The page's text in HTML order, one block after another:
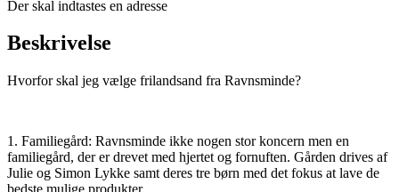
Der skal indtastes en adresse
Beskrivelse
Hvorfor skal jeg vælge frilandsand fra Ravnsminde?
1. Familiegård: Ravnsminde ikke nogen stor koncern men en
familiegård, der er drevet med hjertet og fornuften. Gården drives af
Julie og Simon Lykke samt deres tre børn med det fokus at lave de